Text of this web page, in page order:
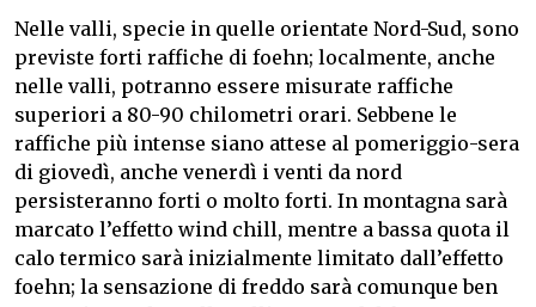
Nelle valli, specie in quelle orientate Nord-Sud, sono
previste forti raffiche di foehn; localmente, anche
nelle valli, potranno essere misurate raffiche
superiori a 80-90 chilometri orari. Sebbene le
raffiche più intense siano attese al pomeriggio-sera
di giovedì, anche venerdì i venti da nord
persisteranno forti o molto forti. In montagna sarà
marcato l’effetto wind chill, mentre a bassa quota il
calo termico sarà inizialmente limitato dall’effetto
foehn; la sensazione di freddo sarà comunque ben